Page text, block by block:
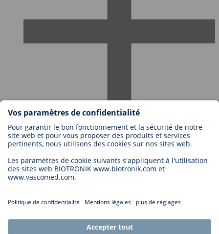
Travailler chez BIOTRONIK
Niveaux de carrière
Candidature
Opportunité de carrière
Paramètres de cookies